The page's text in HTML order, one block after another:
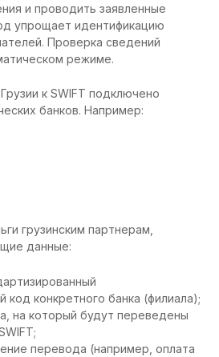
и проводить заявленные
упрощает идентификацию
Проверка сведений
режиме.
к SWIFT подключено
банков. Например:
грузинским партнерам,
данные:
код конкретного банка (филиала);
на который будут переведены
перевода (например, оплата